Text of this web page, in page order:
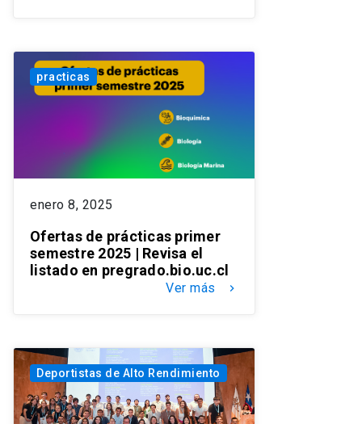
practicas
enero 8, 2025
Ofertas de prácticas primer
semestre 2025 | Revisa el
listado en pregrado.bio.uc.cl
Ver más keyboard_arrow_right
Deportistas de Alto Rendimiento